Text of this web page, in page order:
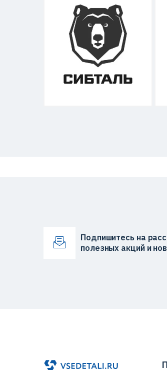
Подпишитесь на
полезных акций и